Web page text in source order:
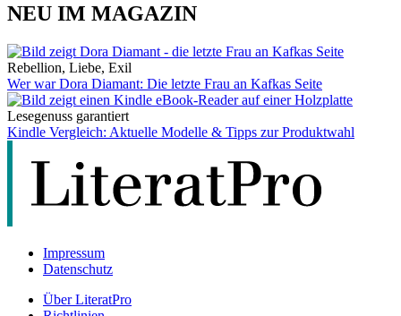
NEU IM MAGAZIN
Rebellion, Liebe, Exil
Wer war Dora Diamant: Die letzte Frau an Kafkas Seite
Lesegenuss garantiert
Kindle Vergleich: Aktuelle Modelle & Tipps zur Produktwahl
Impressum
Datenschutz
Über LiteratPro